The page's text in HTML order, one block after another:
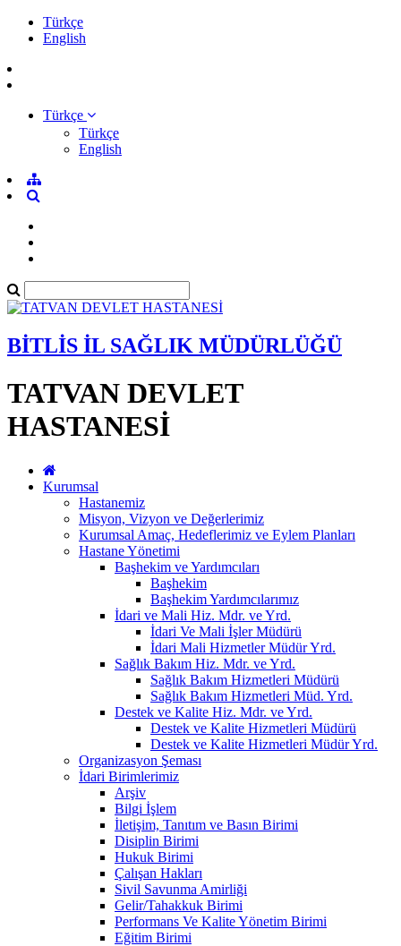
Türkçe
English
Türkçe
Türkçe
English
BİTLİS İL SAĞLIK MÜDÜRLÜĞÜ
TATVAN DEVLET
HASTANESİ
Kurumsal
Hastanemiz
Misyon, Vizyon ve Değerlerimiz
Kurumsal Amaç, Hedeflerimiz ve Eylem Planları
Hastane Yönetimi
Başhekim ve Yardımcıları
Başhekim
Başhekim Yardımcılarımız
İdari ve Mali Hiz. Mdr. ve Yrd.
İdari Ve Mali İşler Müdürü
İdari Mali Hizmetler Müdür Yrd.
Sağlık Bakım Hiz. Mdr. ve Yrd.
Sağlık Bakım Hizmetleri Müdürü
Sağlık Bakım Hizmetleri Müd. Yrd.
Destek ve Kalite Hiz. Mdr. ve Yrd.
Destek ve Kalite Hizmetleri Müdürü
Destek ve Kalite Hizmetleri Müdür Yrd.
Organizasyon Şeması
İdari Birimlerimiz
Arşiv
Bilgi İşlem
İletişim, Tanıtım ve Basın Birimi
Disiplin Birimi
Hukuk Birimi
Çalışan Hakları
Sivil Savunma Amirliği
Gelir/Tahakkuk Birimi
Performans Ve Kalite Yönetim Birimi
Eğitim Birimi